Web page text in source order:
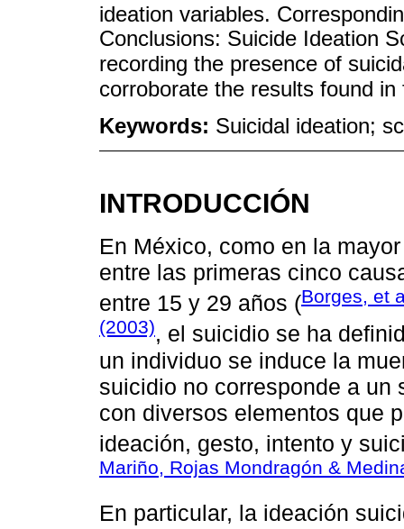
ideation variables.
Conclusions: Suicide Ideation
recording the presence of
corroborate the results found
Keywords: Suicidal ideation;
INTRODUCCIÓN
En México, como en la
entre las primeras cinco
entre 15 y 29 años (Borges, et
(2003), el suicidio se ha
un individuo se induce la
suicidio no corresponde a un
con diversos elementos que
ideación, gesto, intento y
Mariño, Rojas Mondragón &
En particular, la ideación